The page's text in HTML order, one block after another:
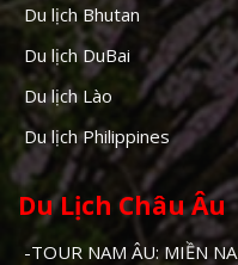
Du lịch Bhutan
Du lịch DuBai
Du lịch Lào
Du lịch Philippines
Du Lịch Châu Âu
-TOUR NAM ÂU: MIỀN